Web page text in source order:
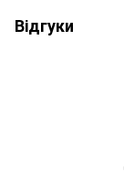
Відгуки